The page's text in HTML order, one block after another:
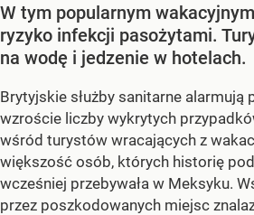
W tym popularnym
ryzyko infekcji pasożytami.
na wodę i jedzenie w hotelach.
Brytyjskie służby sanitarne alarmują
wzroście liczby wykrytych
wśród turystów wracających z
większość osób, których historię
wcześniej przebywała w Meksyku.
przez poszkodowanych miejsc